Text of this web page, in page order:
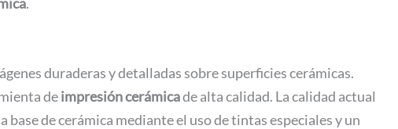
duraderas y detalladas sobre superficies cerámicas.
deimpresión cerámicade alta calidad. La calidad actual
de cerámica mediante el uso de tintas especiales y un